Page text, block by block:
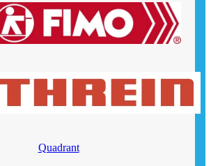
Quadrant